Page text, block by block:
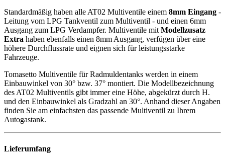
Standardmäßig haben alle AT02 Multiventile einem 8mm Eingang -
Leitung vom LPG Tankventil zum Multiventil - und einen 6mm
Ausgang zum LPG Verdampfer. Multiventile mit Modellzusatz
Extra haben ebenfalls einen 8mm Ausgang, verfügen über eine
höhere Durchflussrate und eignen sich für leistungsstarke
Fahrzeuge.
Tomasetto Multiventile für Radmuldentanks werden in einem
Einbauwinkel von 30° bzw. 37° montiert. Die Modellbezeichnung
des AT02 Multiventils gibt immer eine Höhe, abgekürzt durch H.
und den Einbauwinkel als Gradzahl an 30°. Anhand dieser Angaben
finden Sie am einfachsten das passende Multiventil zu Ihrem
Autogastank.
Lieferumfang